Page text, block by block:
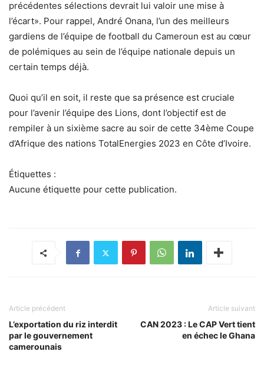
précédentes sélections devrait lui valoir une mise à
l’écart». Pour rappel, André Onana, l’un des meilleurs
gardiens de l’équipe de football du Cameroun est au cœur
de polémiques au sein de l’équipe nationale depuis un
certain temps déjà.
Quoi qu’il en soit, il reste que sa présence est cruciale
pour l’avenir l’équipe des Lions, dont l’objectif est de
rempiler à un sixième sacre au soir de cette 34ème Coupe
d’Afrique des nations TotalEnergies 2023 en Côte d’Ivoire.
Étiquettes :
Aucune étiquette pour cette publication.
Article précédent
L’exportation du riz interdit
par le gouvernement
camerounais
Article suivant
CAN 2023 : Le CAP Vert tient
en échec le Ghana